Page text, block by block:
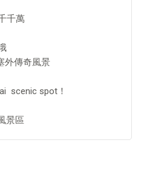
千萬
外傳奇風景
scenic spot！
景區